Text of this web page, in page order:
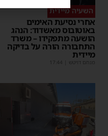
השעיה מיידית
אחרי נסיעת האימים
באוטובוס מאשדוד: הנהג
הושעה מתפקידו – משרד
התחבורה הורה על בדיקה
מיידית
מנחם דויטש 17:44